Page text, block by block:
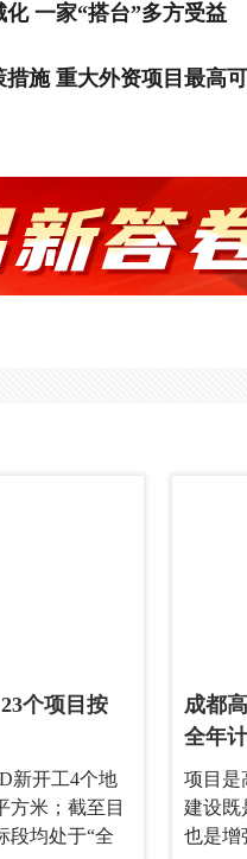
1.6个百分点。
一家“搭台”多方受益
都市圈产业协同发展的重
措施 重大外资项目最高
个项目按
新开工4个地
方米；截至目
段均处于“全
成都
全年
项目是
建设既
也是增